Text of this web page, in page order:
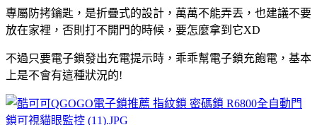
專屬防拷鑰匙，是折疊式的設計，萬萬不能弄丟，也建議不要
放在家裡，否則打不開門的時候，要怎麼拿到它XD
不過只要電子鎖發出充電提示時，乖乖幫電子鎖充飽電，基本
上是不會有這種狀況的!